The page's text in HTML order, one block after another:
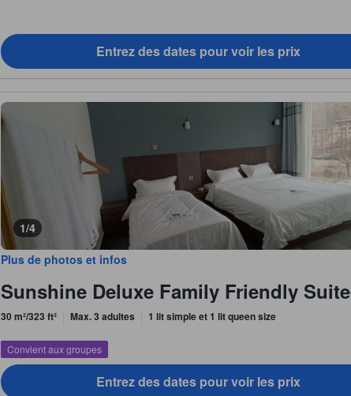
Entrez des dates pour voir les prix
1/4
Plus de photos et infos
Sunshine Deluxe Family Friendly Suite
30 m²/323 ft² Max. 3 adultes 1 lit simple et 1 lit queen size
Convient aux groupes
Entrez des dates pour voir les prix